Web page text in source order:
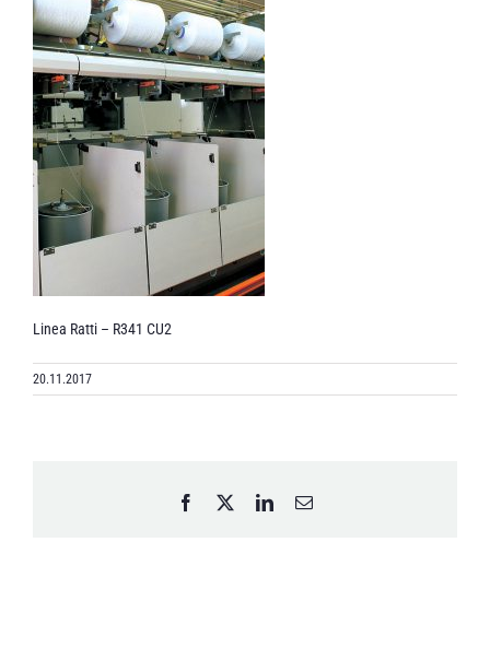
Linea Ratti – R341 CU2
20.11.2017
Facebook LinkedInEmail